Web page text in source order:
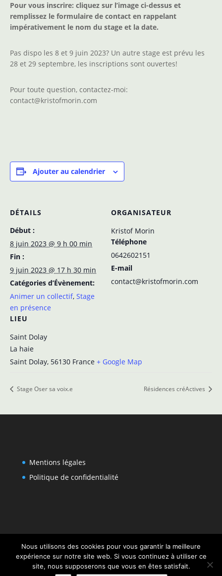
Pour vous inscrire: cliquez sur l’image ci-dessus et
remplissez le formulaire de contact en rappelant
impérativement le nom du stage et la date.
Pas dispo les 8 et 9 juin 2023? Un autre stage est prévu les
28 et 29 septembre, les inscriptions sont ouvertes!
Pour toute question, contactez-moi:
contact@kristofmorin.com
Ajouter au calendrier
DÉTAILS
Début :
8 juin 2023 @ 9 h 00 min
Fin :
9 juin 2023 @ 17 h 30 min
Catégories d’Évènement:
Animer un collectif, Stage
en présence
LIEU
Saint Dolay
La haie
Saint Dolay, 56130 France + Google Map
ORGANISATEUR
Kristof Morin
Téléphone
0642602151
E-mail
contact@kristofmorin.com
Stage Oser sa voix.e Résidences créActives
Mentions légales
Politique de confidentialité
Nous utilisons des cookies pour vous garantir la meilleure
expérience sur notre site web. Si vous continuez à utiliser ce
site, nous supposerons que vous en êtes satisfait.